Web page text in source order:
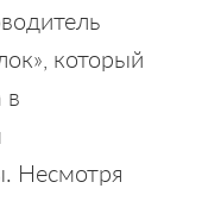
который
в
Несмотря